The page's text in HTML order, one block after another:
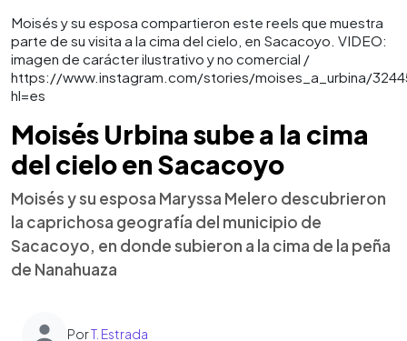
Moisés y su esposa compartieron este reels que muestra
parte de su visita a la cima del cielo, en Sacacoyo. VIDEO:
imagen de carácter ilustrativo y no comercial /
https://www.instagram.com/stories/moises_a_urbina/
hl=es
Moisés Urbina sube a la cima
del cielo en Sacacoyo
Moisés y su esposa Maryssa Melero descubrieron
la caprichosa geografía del municipio de
Sacacoyo, en donde subieron a la cima de la peña
de Nanahuaza
PorT. Estrada